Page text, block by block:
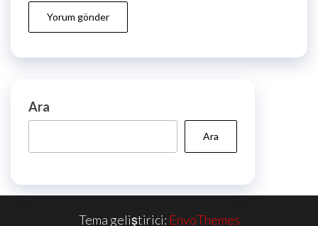
Ara
Ara
Tema geliştirici: EnvoThemes